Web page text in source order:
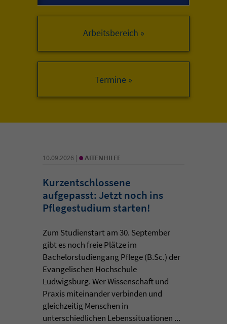
Arbeitsbereich »
10.09.2026 | • ALTENHILFE
Kurzentschlossene
aufgepasst: Jetzt noch ins
Pflegestudium starten!
Zum Studienstart am 30. September
gibt es noch freie Plätze im
Bachelorstudiengang Pflege (B.Sc.) der
Evangelischen Hochschule
Ludwigsburg. Wer Wissenschaft und
Praxis miteinander verbinden und
gleichzeitig Menschen in
unterschiedlichen Lebenssituationen ...